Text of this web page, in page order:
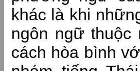
khác là khi
ngôn ngữ thuộc
cách hòa bình